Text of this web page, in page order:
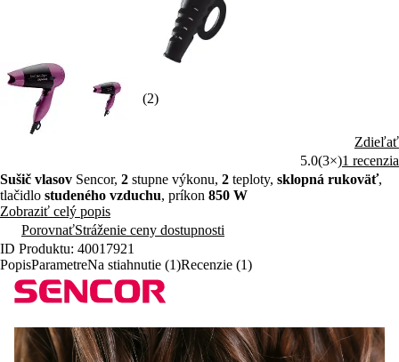
(2)
Zdieľať
5.0(3×)1 recenzia
Sušič vlasov Sencor, 2 stupne výkonu, 2 teploty, sklopná rukoväť,
tlačidlo studeného vzduchu, príkon 850 W
Zobraziť celý popis
PorovnaťStráženie ceny dostupnosti
ID Produktu: 40017921
PopisParametreNa stiahnutie (1)Recenzie (1)